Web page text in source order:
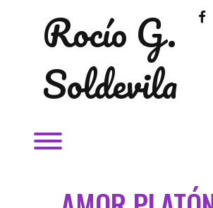
Rocío G.
Soldevila